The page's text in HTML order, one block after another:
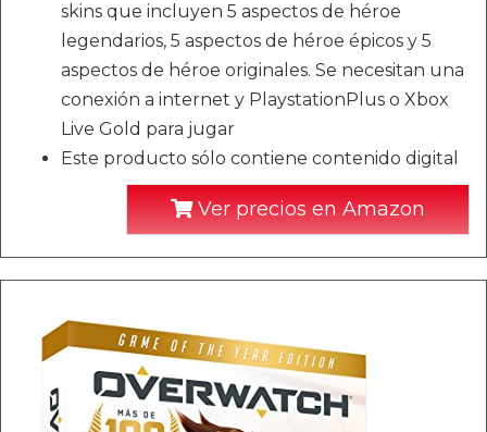
skins que incluyen 5 aspectos de héroe
legendarios, 5 aspectos de héroe épicos y 5
aspectos de héroe originales. Se necesitan una
conexión a internet y PlaystationPlus o Xbox
Live Gold para jugar
Este producto sólo contiene contenido digital
Ver precios en Amazon